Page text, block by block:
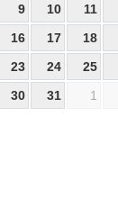
9 10 11
16
17 18
23
24 25
30
31 1